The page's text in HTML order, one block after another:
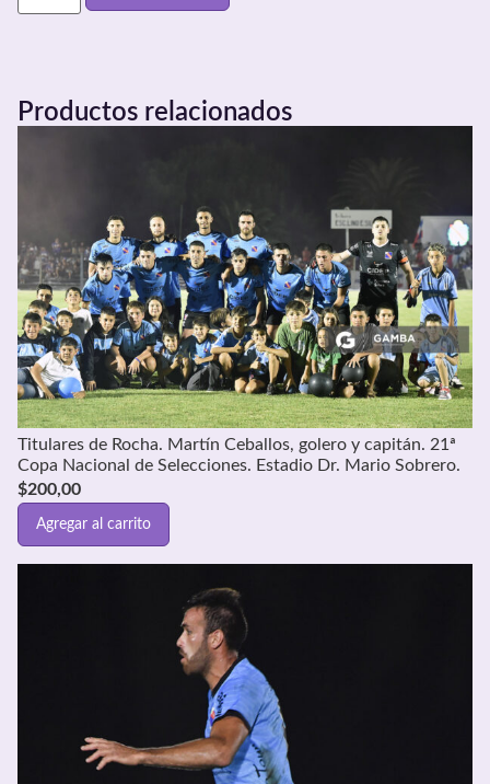
Productos relacionados
Titulares de Rocha. Martín Ceballos, golero y capitán. 21ª
Copa Nacional de Selecciones. Estadio Dr. Mario Sobrero.
$200,00
Agregar al carrito